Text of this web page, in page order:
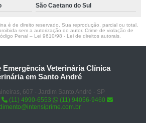
São Caetano do Sul
é de direito reservado. Sua reprodução, parcial ou total,
sem a autorização do autor. Crime de violação de
Penal – Lei 9610/98 - Lei de direitos autorais
Emergência Veterinária Clínica
em Santo André
607 - Jardim Santo André - SP
(11) 4990-6553
(11) 94056-9460